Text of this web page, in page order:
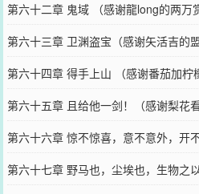
第六十二章 鬼域 （感谢龍long的两万
第六十三章 卫渊盗宝（感谢矢活吉的盟
第六十四章 得手上山 （感谢番茄加柠
第六十五章 且给他一剑！（感谢梨花
第六十六章 惊不惊喜，意不意外，开
点币
第六十七章 野马也，尘埃也，生物之